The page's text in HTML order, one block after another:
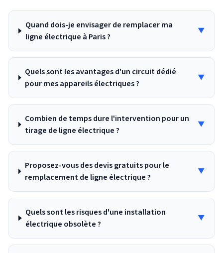
Quand dois-je envisager de remplacer ma
ligne électrique à Paris ?
▼
Quels sont les avantages d'un circuit dédié
pour mes appareils électriques ?
▼
Combien de temps dure l'intervention pour un
tirage de ligne électrique ?
▼
Proposez-vous des devis gratuits pour le
remplacement de ligne électrique ?
▼
Quels sont les risques d'une installation
électrique obsolète ?
▼